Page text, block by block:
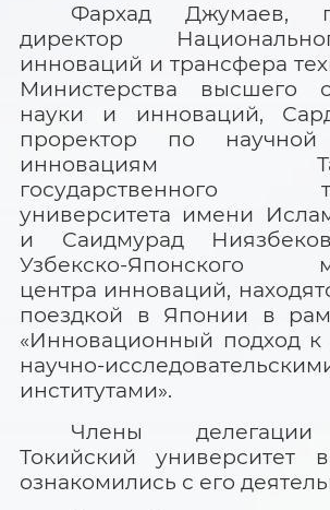
Фархад Джумаев,
директор
инноваций и трансфера
Министерства высшего
науки и инноваций,
проректор по
инновациям
государственного
университета имени
и Саидмурад
Узбекско-Японского
центра инноваций,
поездкой в Японии в
«Инновационный подход
научно-
институтами».
Члены делегации
Токийский
ознакомились с его